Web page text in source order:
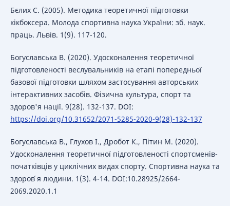
Бєлих С. (2005). Методика теоретичної підготовки
кікбоксера. Молода спортивна наука України: зб. наук.
праць. Львів. 1(9). 117-120.
Богуславська В. (2020). Удосконалення теоретичної
підготовленості веслувальників на етапі попередньої
базової підготовки шляхом застосування авторських
інтерактивних засобів. Фізична культура, спорт та
здоров'я нації. 9(28). 132-137. DOI:
https://doi.org/10.31652/2071-5285-2020-9(28)-132-137
Богуславська В., Глухов І., Дробот К., Пітин М. (2020).
Удосконалення теоретичної підготовленості спортсменів-
початківців у циклічних видах спорту. Спортивна наука та
здоров ́я людини. 1(3). 4-14. DOI:10.28925/2664-
2069.2020.1.1